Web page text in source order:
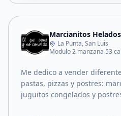
Marcianitos Helados
La Punta, San Luis
Modulo 2 manzana 53
Me dedico a vender
pastas, pizzas y postres:
juguitos congelados y